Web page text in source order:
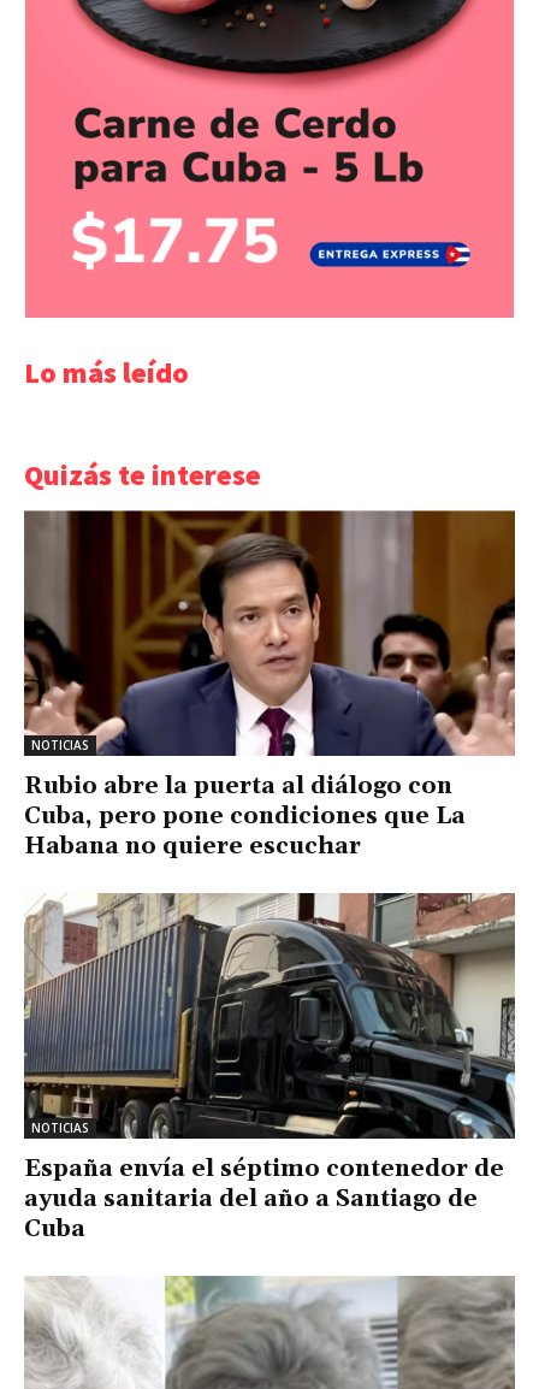
Lo más leído
Quizás te interese
NOTICIAS
Rubio abre la puerta al diálogo con
Cuba, pero pone condiciones que La
Habana no quiere escuchar
NOTICIAS
España envía el séptimo contenedor de
ayuda sanitaria del año a Santiago de
Cuba